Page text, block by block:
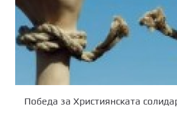
Победа за Християнската